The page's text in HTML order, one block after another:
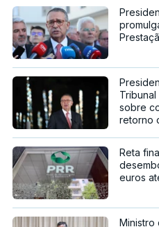
sobre
retorno
Reta
euros
Ministro